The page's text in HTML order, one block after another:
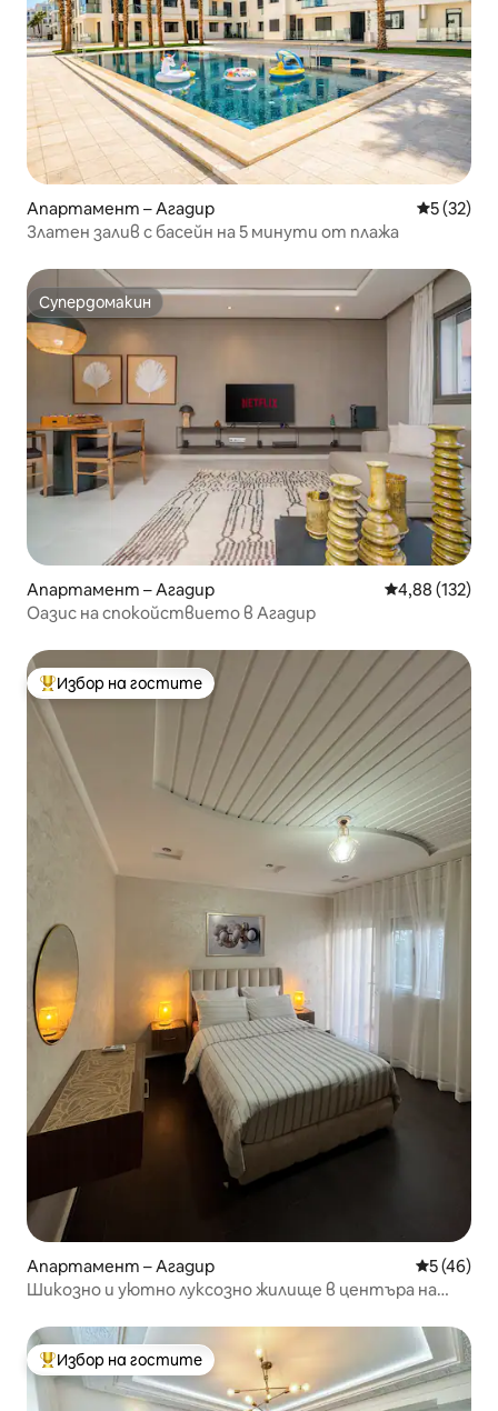
Апартамент – Агадир Средна
5 (32)
Златен залив с басейн на 5 минути от плажа
Супердомакин
Супердомакин
Апартамент – Агадир Средна
4,88 (132)
Оазис на спокойствието в Агадир
Най-популярен избор на гостите
Избор на гостите
Апартамент – Агадир Средна
5 (46)
Шикозно и уютно луксозно жилище в центъра на
Най-популярен избор на гостите
Избор на гостите